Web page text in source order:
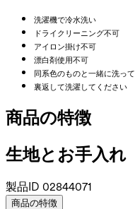
洗濯機で冷水洗い
ドライクリーニング不可
アイロン掛け不可
漂白剤使用不可
同系色のものと一緒に洗っ
裏返して洗濯してください
商品の特徴
生地とお手入れ
製品ID 02844071
商品の特徴